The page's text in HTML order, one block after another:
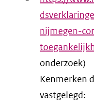
nijmegen-
onderzoek)
Kenmerken
vastgelegd: